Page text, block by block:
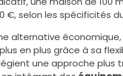
€, selon les spécificités
alternative
en plus grâce à sa
une approche